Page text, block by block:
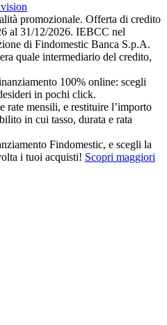
promozionale. Offerta di credito
al 31/12/2026. IEBCC nel
di Findomestic Banca S.p.A.
quale intermediario del credito,
100% online: scegli
in pochi click.
rate mensili, e restituire l’importo
in cui tasso, durata e rata
Findomestic, e scegli la
i tuoi acquisti! Scopri maggiori